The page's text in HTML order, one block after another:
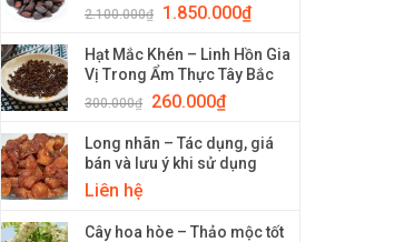
2.100.000₫ 1.850.000₫
Hạt Mắc Khén – Linh Hồn Gia
Vị Trong Ẩm Thực Tây Bắc
300.000₫ 260.000₫
Long nhãn – Tác dụng, giá
bán và lưu ý khi sử dụng
Liên hệ
Cây hoa hòe – Thảo mộc tốt